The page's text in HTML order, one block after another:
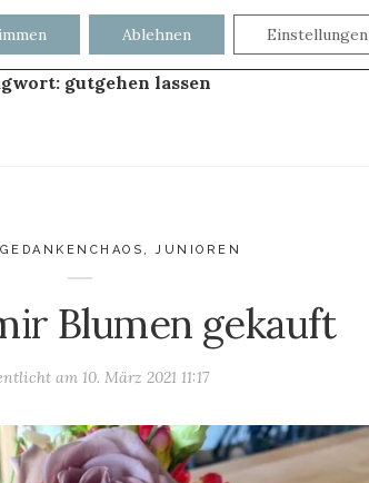
gutgehen lassen
GEDANKENCHAOS ,JUNIOREN
Blumen gekauft
am 10. März 2021 11:17
Ablehnen Einstellungen